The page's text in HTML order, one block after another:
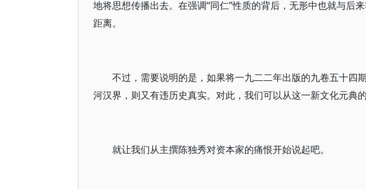
地将思想传播出去。在强调“同仁”性质的背后，无形中也就与后
距离。
不过，需要说明的是，如果将一九二二年出版的九卷五十四
河汉界，则又有违历史真实。对此，我们可以从这一新文化元典
就让我们从主撰陈独秀对资本家的痛恨开始说起吧。